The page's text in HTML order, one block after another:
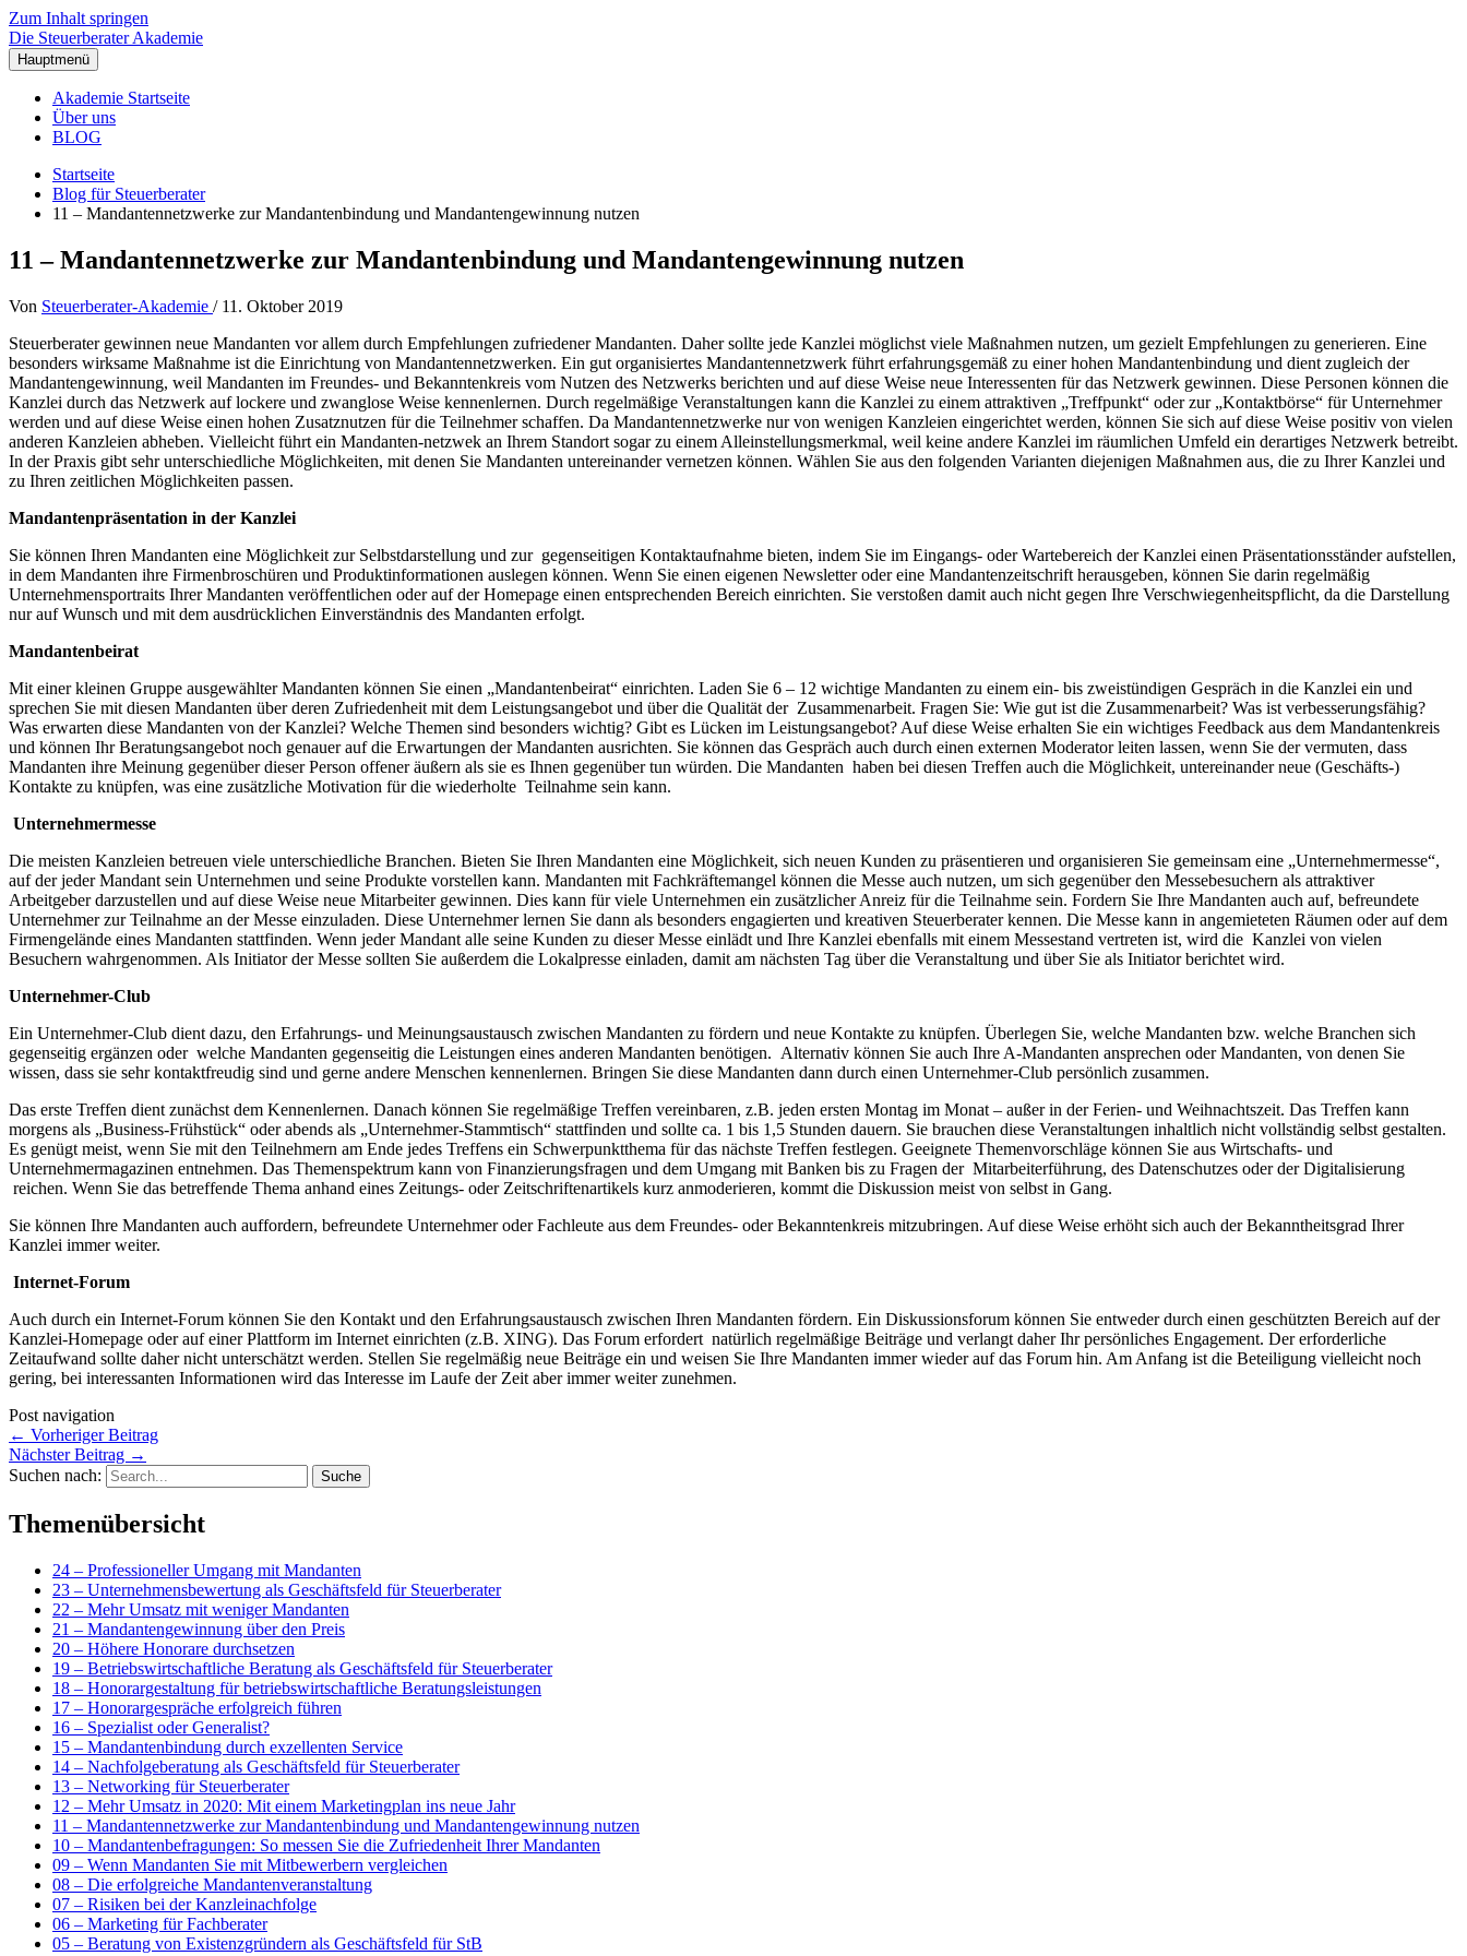
Zum Inhalt springen
Die Steuerberater Akademie
Hauptmenü
Akademie Startseite
Über uns
BLOG
Startseite
Blog für Steuerberater
11 – Mandantennetzwerke zur Mandantenbindung und Mandantengewinnung nutzen
11 – Mandantennetzwerke zur Mandantenbindung und Mandantengewinnung nutzen
Von Steuerberater-Akademie / 11. Oktober 2019
Steuerberater gewinnen neue Mandanten vor allem durch Empfehlungen zufriedener Mandanten. Daher sollte jede Kanzlei möglichst viele Maßnahmen nutzen, um gezielt Empfehlungen zu generieren. Eine
besonders wirksame Maßnahme ist die Einrichtung von Mandantennetzwerken. Ein gut organisiertes Mandantennetzwerk führt erfahrungsgemäß zu einer hohen Mandantenbindung und dient zugleich der
Mandantengewinnung, weil Mandanten im Freundes- und Bekanntenkreis vom Nutzen des Netzwerks berichten und auf diese Weise neue Interessenten für das Netzwerk gewinnen. Diese Personen können die
Kanzlei durch das Netzwerk auf lockere und zwanglose Weise kennenlernen. Durch regelmäßige Veranstaltungen kann die Kanzlei zu einem attraktiven „Treffpunkt“ oder zur „Kontaktbörse“ für Unternehmer
werden und auf diese Weise einen hohen Zusatznutzen für die Teilnehmer schaffen. Da Mandantennetzwerke nur von wenigen Kanzleien eingerichtet werden, können Sie sich auf diese Weise positiv von vielen
anderen Kanzleien abheben. Vielleicht führt ein Mandanten-netzwek an Ihrem Standort sogar zu einem Alleinstellungsmerkmal, weil keine andere Kanzlei im räumlichen Umfeld ein derartiges Netzwerk betreibt.
In der Praxis gibt sehr unterschiedliche Möglichkeiten, mit denen Sie Mandanten untereinander vernetzen können. Wählen Sie aus den folgenden Varianten diejenigen Maßnahmen aus, die zu Ihrer Kanzlei und
zu Ihren zeitlichen Möglichkeiten passen.
Mandantenpräsentation in der Kanzlei
Sie können Ihren Mandanten eine Möglichkeit zur Selbstdarstellung und zur gegenseitigen Kontaktaufnahme bieten, indem Sie im Eingangs- oder Wartebereich der Kanzlei einen Präsentationsständer aufstellen,
in dem Mandanten ihre Firmenbroschüren und Produktinformationen auslegen können. Wenn Sie einen eigenen Newsletter oder eine Mandantenzeitschrift herausgeben, können Sie darin regelmäßig
Unternehmensportraits Ihrer Mandanten veröffentlichen oder auf der Homepage einen entsprechenden Bereich einrichten. Sie verstoßen damit auch nicht gegen Ihre Verschwiegenheitspflicht, da die Darstellung
nur auf Wunsch und mit dem ausdrücklichen Einverständnis des Mandanten erfolgt.
Mandantenbeirat
Mit einer kleinen Gruppe ausgewählter Mandanten können Sie einen „Mandantenbeirat“ einrichten. Laden Sie 6 – 12 wichtige Mandanten zu einem ein- bis zweistündigen Gespräch in die Kanzlei ein und
sprechen Sie mit diesen Mandanten über deren Zufriedenheit mit dem Leistungsangebot und über die Qualität der Zusammenarbeit. Fragen Sie: Wie gut ist die Zusammenarbeit? Was ist verbesserungsfähig?
Was erwarten diese Mandanten von der Kanzlei? Welche Themen sind besonders wichtig? Gibt es Lücken im Leistungsangebot? Auf diese Weise erhalten Sie ein wichtiges Feedback aus dem Mandantenkreis
und können Ihr Beratungsangebot noch genauer auf die Erwartungen der Mandanten ausrichten. Sie können das Gespräch auch durch einen externen Moderator leiten lassen, wenn Sie der vermuten, dass
Mandanten ihre Meinung gegenüber dieser Person offener äußern als sie es Ihnen gegenüber tun würden. Die Mandanten haben bei diesen Treffen auch die Möglichkeit, untereinander neue (Geschäfts-)
Kontakte zu knüpfen, was eine zusätzliche Motivation für die wiederholte Teilnahme sein kann.
Unternehmermesse
Die meisten Kanzleien betreuen viele unterschiedliche Branchen. Bieten Sie Ihren Mandanten eine Möglichkeit, sich neuen Kunden zu präsentieren und organisieren Sie gemeinsam eine „Unternehmermesse“,
auf der jeder Mandant sein Unternehmen und seine Produkte vorstellen kann. Mandanten mit Fachkräftemangel können die Messe auch nutzen, um sich gegenüber den Messebesuchern als attraktiver
Arbeitgeber darzustellen und auf diese Weise neue Mitarbeiter gewinnen. Dies kann für viele Unternehmen ein zusätzlicher Anreiz für die Teilnahme sein. Fordern Sie Ihre Mandanten auch auf, befreundete
Unternehmer zur Teilnahme an der Messe einzuladen. Diese Unternehmer lernen Sie dann als besonders engagierten und kreativen Steuerberater kennen. Die Messe kann in angemieteten Räumen oder auf dem
Firmengelände eines Mandanten stattfinden. Wenn jeder Mandant alle seine Kunden zu dieser Messe einlädt und Ihre Kanzlei ebenfalls mit einem Messestand vertreten ist, wird die Kanzlei von vielen
Besuchern wahrgenommen. Als Initiator der Messe sollten Sie außerdem die Lokalpresse einladen, damit am nächsten Tag über die Veranstaltung und über Sie als Initiator berichtet wird.
Unternehmer-Club
Ein Unternehmer-Club dient dazu, den Erfahrungs- und Meinungsaustausch zwischen Mandanten zu fördern und neue Kontakte zu knüpfen. Überlegen Sie, welche Mandanten bzw. welche Branchen sich
gegenseitig ergänzen oder welche Mandanten gegenseitig die Leistungen eines anderen Mandanten benötigen. Alternativ können Sie auch Ihre A-Mandanten ansprechen oder Mandanten, von denen Sie
wissen, dass sie sehr kontaktfreudig sind und gerne andere Menschen kennenlernen. Bringen Sie diese Mandanten dann durch einen Unternehmer-Club persönlich zusammen.
Das erste Treffen dient zunächst dem Kennenlernen. Danach können Sie regelmäßige Treffen vereinbaren, z.B. jeden ersten Montag im Monat – außer in der Ferien- und Weihnachtszeit. Das Treffen kann
morgens als „Business-Frühstück“ oder abends als „Unternehmer-Stammtisch“ stattfinden und sollte ca. 1 bis 1,5 Stunden dauern. Sie brauchen diese Veranstaltungen inhaltlich nicht vollständig selbst gestalten.
Es genügt meist, wenn Sie mit den Teilnehmern am Ende jedes Treffens ein Schwerpunktthema für das nächste Treffen festlegen. Geeignete Themenvorschläge können Sie aus Wirtschafts- und
Unternehmermagazinen entnehmen. Das Themenspektrum kann von Finanzierungsfragen und dem Umgang mit Banken bis zu Fragen der Mitarbeiterführung, des Datenschutzes oder der Digitalisierung
reichen. Wenn Sie das betreffende Thema anhand eines Zeitungs- oder Zeitschriftenartikels kurz anmoderieren, kommt die Diskussion meist von selbst in Gang.
Sie können Ihre Mandanten auch auffordern, befreundete Unternehmer oder Fachleute aus dem Freundes- oder Bekanntenkreis mitzubringen. Auf diese Weise erhöht sich auch der Bekanntheitsgrad Ihrer
Kanzlei immer weiter.
Internet-Forum
Auch durch ein Internet-Forum können Sie den Kontakt und den Erfahrungsaustausch zwischen Ihren Mandanten fördern. Ein Diskussionsforum können Sie entweder durch einen geschützten Bereich auf der
Kanzlei-Homepage oder auf einer Plattform im Internet einrichten (z.B. XING). Das Forum erfordert natürlich regelmäßige Beiträge und verlangt daher Ihr persönliches Engagement. Der erforderliche
Zeitaufwand sollte daher nicht unterschätzt werden. Stellen Sie regelmäßig neue Beiträge ein und weisen Sie Ihre Mandanten immer wieder auf das Forum hin. Am Anfang ist die Beteiligung vielleicht noch
gering, bei interessanten Informationen wird das Interesse im Laufe der Zeit aber immer weiter zunehmen.
Post navigation
← Vorheriger Beitrag
Nächster Beitrag →
Suchen nach:
Themenübersicht
24 – Professioneller Umgang mit Mandanten
23 – Unternehmensbewertung als Geschäftsfeld für Steuerberater
22 – Mehr Umsatz mit weniger Mandanten
21 – Mandantengewinnung über den Preis
20 – Höhere Honorare durchsetzen
19 – Betriebswirtschaftliche Beratung als Geschäftsfeld für Steuerberater
18 – Honorargestaltung für betriebswirtschaftliche Beratungsleistungen
17 – Honorargespräche erfolgreich führen
16 – Spezialist oder Generalist?
15 – Mandantenbindung durch exzellenten Service
14 – Nachfolgeberatung als Geschäftsfeld für Steuerberater
13 – Networking für Steuerberater
12 – Mehr Umsatz in 2020: Mit einem Marketingplan ins neue Jahr
11 – Mandantennetzwerke zur Mandantenbindung und Mandantengewinnung nutzen
10 – Mandantenbefragungen: So messen Sie die Zufriedenheit Ihrer Mandanten
09 – Wenn Mandanten Sie mit Mitbewerbern vergleichen
08 – Die erfolgreiche Mandantenveranstaltung
07 – Risiken bei der Kanzleinachfolge
06 – Marketing für Fachberater
05 – Beratung von Existenzgründern als Geschäftsfeld für StB